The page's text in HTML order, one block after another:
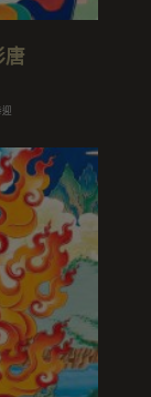
唐
迎